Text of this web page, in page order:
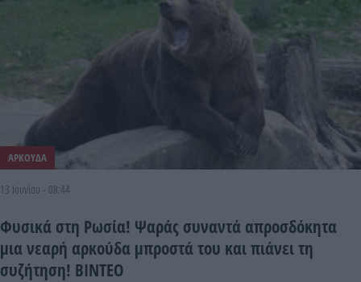
ΑΡΚΟΥΔΑ
13 Ιουνίου - 08:44
Φυσικά στη Ρωσία! Ψαράς συναντά απροσδόκητα
μια νεαρή αρκούδα μπροστά του και πιάνει τη
συζήτηση! BINTEO